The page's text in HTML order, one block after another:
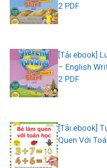
2 PDF
[Tải ebook]
– English
2 PDF
[Tải ebook]
Quen Với